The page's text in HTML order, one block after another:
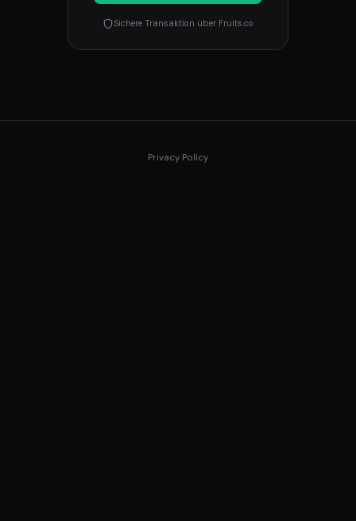
Sichere Transaktion über Fruits.co
Privacy Policy